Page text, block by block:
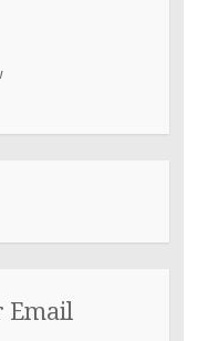
Email